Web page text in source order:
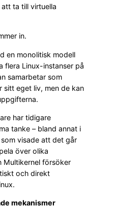
ta till virtuella
in.
en monolitisk modell
flera Linux-instanser på
samarbetar som
sitt eget liv, men de kan
har tidigare
tanke – bland annat i
visade att det går
över olika
Multikernel försöker
och direkt
mekanismer